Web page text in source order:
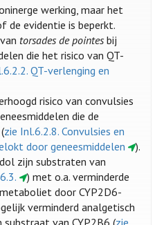
werking, maar het
de evidentie is beperkt.
torsades de pointes bij
die het risico van QT-
QT-verlenging en
risico van convulsies
die de
zie Inl.6.2.8. Convulsies en
door geneesmiddelen
).
zijn substraten van
) met o.a. verminderde
door CYP2D6-
verminderd analgetisch
van CYP2B6 (zie